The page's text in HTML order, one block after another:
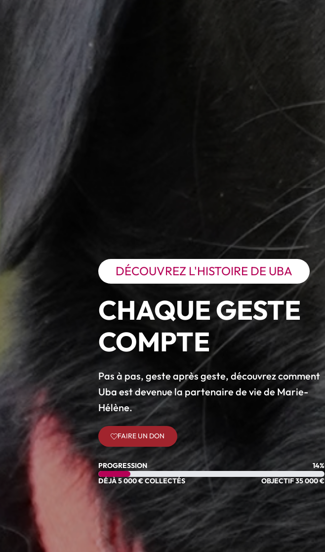
DÉCOUVREZ L'HISTOIRE DE UBA
CHAQUE GESTE
COMPTE
Pas à pas, geste après geste, découvrez comment
Uba est devenue la partenaire de vie de Marie-
Hélène.
FAIRE UN DON
PROGRESSION
14%
DÉJÀ 5 000 € COLLECTÉS
OBJECTIF 35 000 €